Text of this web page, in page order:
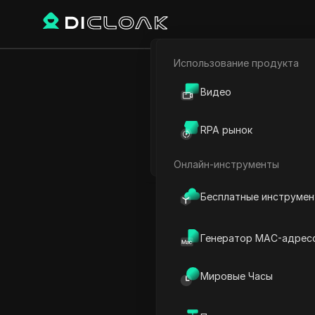
Электронная коммерция
Использование продукта
Видео
RPA рынок
Онлайн-инструменты
Бесплатные
Генератор MAC-
Мировые Часы
Главная
Время